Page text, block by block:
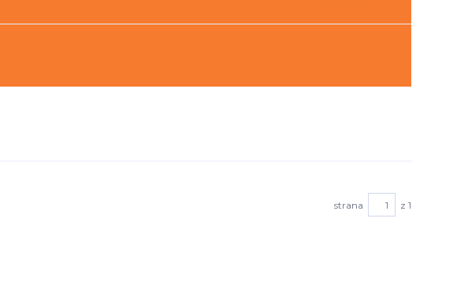
strana z 1